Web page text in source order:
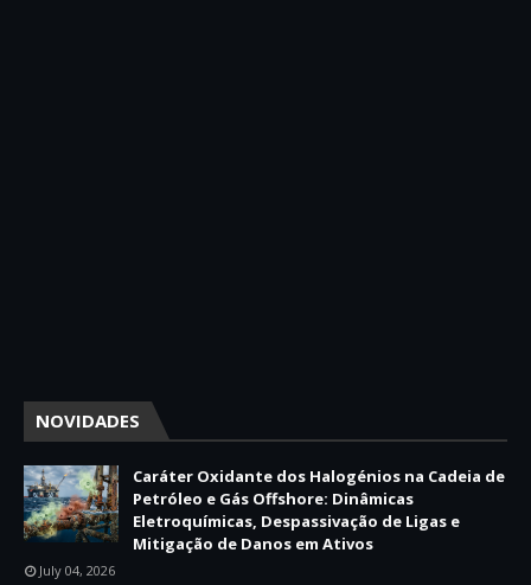
NOVIDADES
Caráter Oxidante dos Halogénios na Cadeia de
Petróleo e Gás Offshore: Dinâmicas
Eletroquímicas, Despassivação de Ligas e
Mitigação de Danos em Ativos
July 04, 2026